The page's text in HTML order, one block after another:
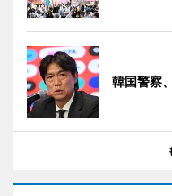
韓国警察